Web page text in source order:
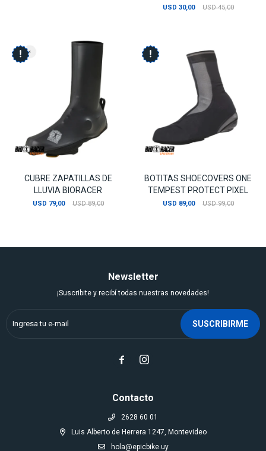
USD 30,00 USD 45,00
CUBRE ZAPATILLAS DE
LLUVIA BIORACER
USD 79,00 USD 89,00
BOTITAS SHOECOVERS ONE
TEMPEST PROTECT PIXEL
USD 89,00 USD 99,00
Contacto
2628 60 01
Luis Alberto de Herrera 1247, Montevideo
hola@epicbike.uy
Newsletter
¡Suscribite y recibí todas nuestras novedades!
SUSCRIBIRME
 